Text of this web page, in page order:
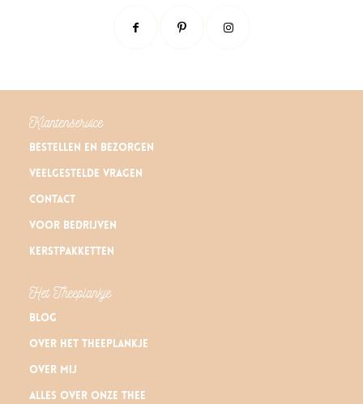
Klantenservice
Bestellen en bezorgen
Veelgestelde vragen
Contact
Voor bedrijven
Kerstpakketten
Het Theeplankje
Blog
Over Het Theeplankje
Over mij
Alles over onze thee